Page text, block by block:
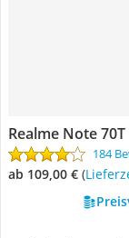
Realme Note 70T
184
ab 109,00 € (